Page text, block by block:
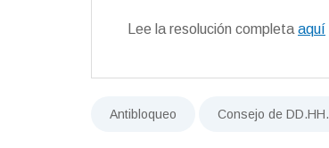
Lee la resolución completa aquí
Antibloqueo Consejo de DD.HH.